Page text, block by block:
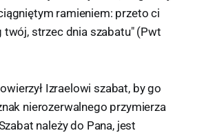
ramieniem: przeto ci
twój, strzec dnia szabatu" (Pwt
Izraelowi szabat, by go
nierozerwalnego przymierza
należy do Pana, jest